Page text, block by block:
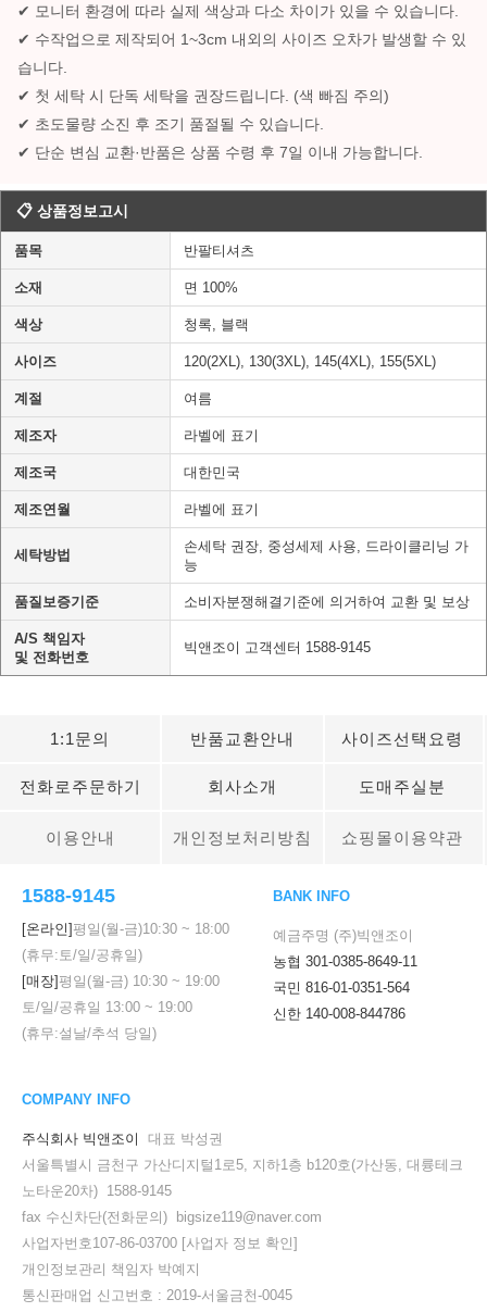
✔ 모니터 환경에 따라 실제 색상과 다소 차이가 있을 수 있습니다.
✔ 수작업으로 제작되어 1~3cm 내외의 사이즈 오차가 발생할 수 있
습니다.
✔ 첫 세탁 시 단독 세탁을 권장드립니다. (색 빠짐 주의)
✔ 초도물량 소진 후 조기 품절될 수 있습니다.
✔ 단순 변심 교환·반품은 상품 수령 후 7일 이내 가능합니다.
📋 상품정보고시
품목 반팔티셔츠
소재 면 100%
색상 청록, 블랙
사이즈 120(2XL), 130(3XL), 145(4XL), 155(5XL)
계절 여름
제조자 라벨에 표기
제조국 대한민국
제조연월 라벨에 표기
세탁방법
손세탁 권장, 중성세제 사용, 드라이클리닝 가
능
품질보증기준 소비자분쟁해결기준에 의거하여 교환 및 보상
A/S 책임자
및 전화번호
빅앤조이 고객센터 1588-9145
1:1문의 반품교환안내 사이즈선택요령
전화로주문하기 회사소개 도매주실분
이용안내 개인정보처리방침 쇼핑몰이용약관
1588-9145
[온라인]평일(월-금)10:30 ~ 18:00
(휴무:토/일/공휴일)
[매장]평일(월-금) 10:30 ~ 19:00
토/일/공휴일 13:00 ~ 19:00
(휴무:설날/추석 당일)
BANK INFO
예금주명 (주)빅앤조이
농협 301-0385-8649-11
국민 816-01-0351-564
신한 140-008-844786
COMPANY INFO
주식회사 빅앤조이
대표 박성권
서울특별시 금천구 가산디지털1로5, 지하1층 b120호(가산동, 대륭테크
노타운20차) 1588-9145
fax 수신차단(전화문의) bigsize119@naver.com
사업자번호107-86-03700 [사업자 정보 확인]
개인정보관리 책임자 박예지
통신판매업 신고번호 : 2019-서울금천-0045